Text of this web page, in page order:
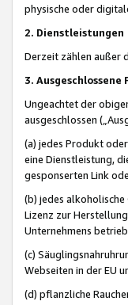
physische oder
2. Dienstleistungen
Derzeit zählen außer
3. Ausgeschlossene
Ungeachtet der
ausgeschlossen
(a) jedes Produkt
eine Dienstleistung,
gesponserten Link
(b) jedes
Lizenz zur
Unternehmens
(c)
Webseiten in der EU
(d) pflanzliche